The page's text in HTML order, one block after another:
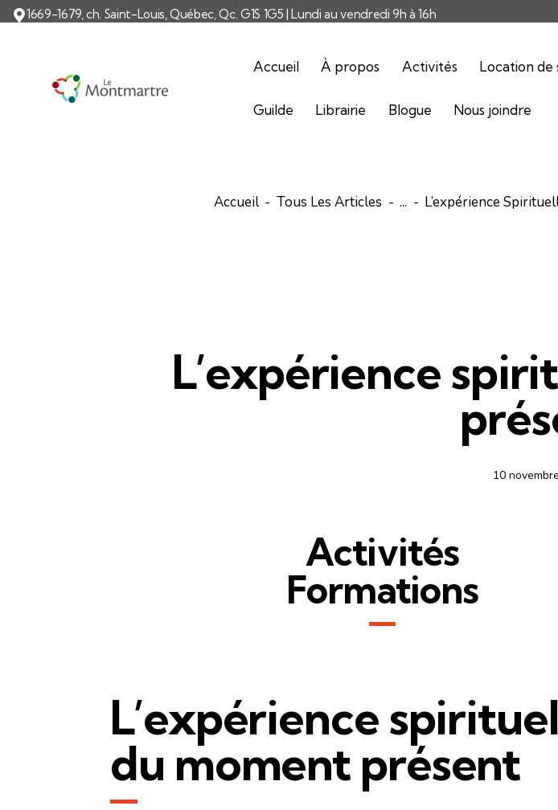
1669-1679, ch. Saint-Louis, Québec, Qc. G1S 1G5 | Lundi au vendredi 9h à 16h
Accueil À propos Activités Location de
Guilde Librairie Blogue Nous joindre
Accueil Tous Les Articles ... L’expérience
L’expérience
10
Activités
Formations
L’expérience
du moment présent